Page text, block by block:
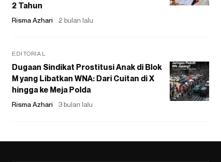
2 Tahun
Risma Azhari 2 bulan lalu
EDITORIAL
Dugaan Sindikat Prostitusi Anak di Blok
M yang Libatkan WNA: Dari Cuitan di X
hingga ke Meja Polda
Risma Azhari 3 bulan lalu